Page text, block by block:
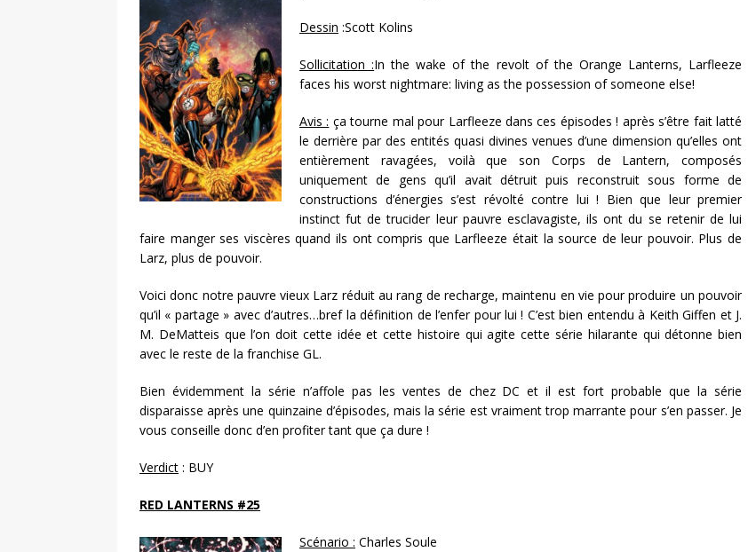
Dessin :Scott Kolins
Sollicitation :In the wake of the revolt of the Orange Lanterns, Larfleeze
faces his worst nightmare: living as the possession of someone else!
Avis : ça tourne mal pour Larfleeze dans ces épisodes ! après s’être fait latté
le derrière par des entités quasi divines venues d’une dimension qu’elles ont
entièrement ravagées, voilà que son Corps de Lantern, composés
uniquement de gens qu’il avait détruit puis reconstruit sous forme de
constructions d’énergies s’est révolté contre lui ! Bien que leur premier
instinct fut de trucider leur pauvre esclavagiste, ils ont du se retenir de lui
faire manger ses viscères quand ils ont compris que Larfleeze était la source de leur pouvoir. Plus de
Larz, plus de pouvoir.
Voici donc notre pauvre vieux Larz réduit au rang de recharge, maintenu en vie pour produire un pouvoir
qu’il « partage » avec d’autres…bref la définition de l’enfer pour lui ! C’est bien entendu à Keith Giffen et J.
M. DeMatteis que l’on doit cette idée et cette histoire qui agite cette série hilarante qui détonne bien
avec le reste de la franchise GL.
Bien évidemment la série n’affole pas les ventes de chez DC et il est fort probable que la série
disparaisse après une quinzaine d’épisodes, mais la série est vraiment trop marrante pour s’en passer. Je
vous conseille donc d’en profiter tant que ça dure !
Verdict : BUY
RED LANTERNS #25
Scénario : Charles Soule